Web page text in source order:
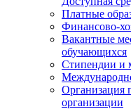
Платные
Финансово-
Вакантные
обучающихся
Стипендии и
Организация
организации